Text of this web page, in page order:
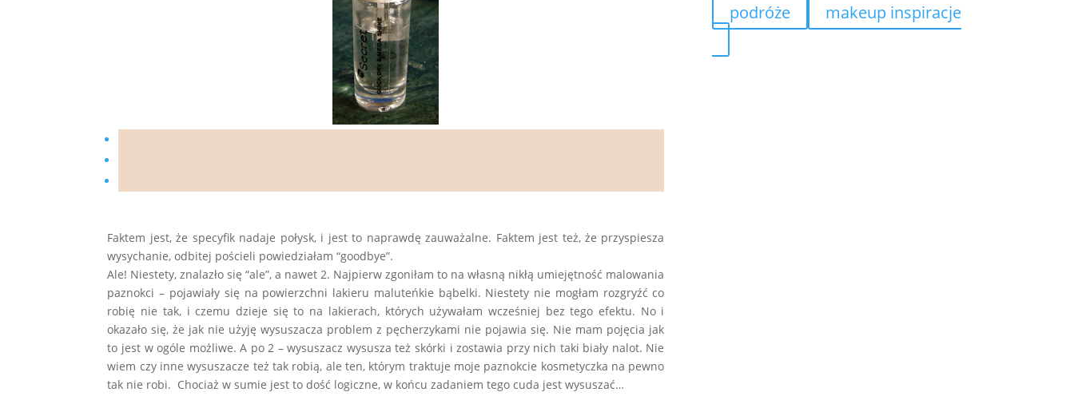
Faktem jest, że specyfik nadaje połysk, i jest to naprawdę zauważalne. Faktem jest też, że przyspiesza
wysychanie, odbitej pościeli powiedziałam “goodbye”.
Ale! Niestety, znalazło się “ale”, a nawet 2. Najpierw zgoniłam to na własną nikłą umiejętność malowania
paznokci – pojawiały się na powierzchni lakieru maluteńkie bąbelki. Niestety nie mogłam rozgryźć co
robię nie tak, i czemu dzieje się to na lakierach, których używałam wcześniej bez tego efektu. No i
okazało się, że jak nie użyję wysuszacza problem z pęcherzykami nie pojawia się. Nie mam pojęcia jak
to jest w ogóle możliwe. A po 2 – wysuszacz wysusza też skórki i zostawia przy nich taki biały nalot. Nie
wiem czy inne wysuszacze też tak robią, ale ten, którym traktuje moje paznokcie kosmetyczka na pewno
tak nie robi. Chociaż w sumie jest to dość logiczne, w końcu zadaniem tego cuda jest wysuszać…
podróże makeup inspiracje